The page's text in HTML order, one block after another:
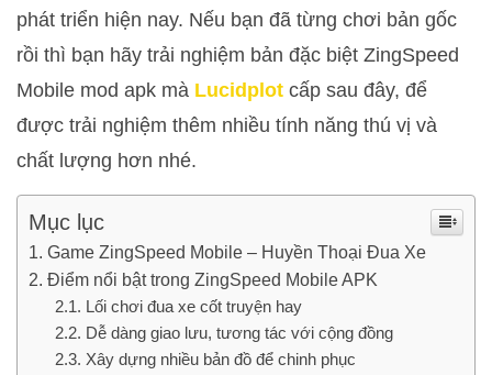
phát triển hiện nay. Nếu bạn đã từng chơi bản gốc
rồi thì bạn hãy trải nghiệm bản đặc biệt ZingSpeed
Mobile mod apk mà Lucidplot cấp sau đây, để
được trải nghiệm thêm nhiều tính năng thú vị và
chất lượng hơn nhé.
Mục lục
Game ZingSpeed Mobile – Huyền Thoại Đua Xe
Điểm nổi bật trong ZingSpeed Mobile APK
Lối chơi đua xe cốt truyện hay
Dễ dàng giao lưu, tương tác với cộng đồng
Xây dựng nhiều bản đồ để chinh phục